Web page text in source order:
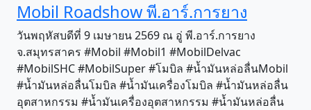
Mobil Roadshow พี.อาร์.การยาง
วันพฤหัสบดีที่ 9 เมษายน 2569 ณ อู่ พี.อาร์.การยาง
จ.สมุทรสาคร #Mobil #Mobil1 #MobilDelvac
#MobilSHC #MobilSuper #โมบิล #น้ำมันหล่อลื่นMobil
#น้ำมันหล่อลื่นโมบิล #น้ำมันเครื่องโมบิล #น้ำมันหล่อลื่น
อุตสาหกรรม #น้ำมันเครื่องอุตสาหกรรม #น้ำมันหล่อลื่น